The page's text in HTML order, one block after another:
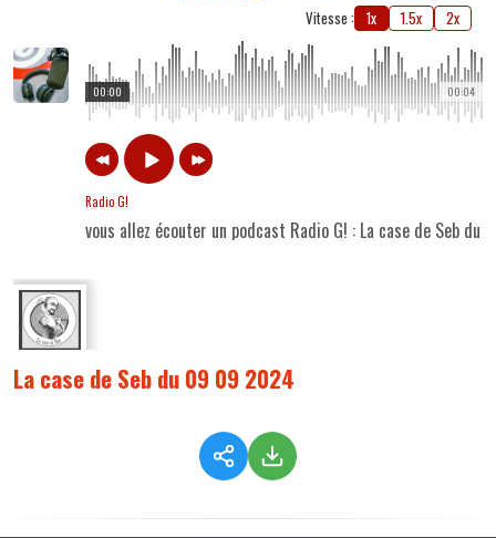
Vitesse : 1x 1.5x 2x
00:04
00:00
Radio G!
vous allez écouter un podcast Radio G! : La case de Seb du
La case de Seb du 09 09 2024